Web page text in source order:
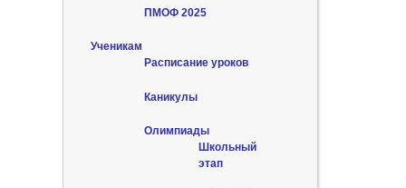
ПМОФ 2025
Ученикам
Расписание уроков
Каникулы
Олимпиады
Школьный
этап